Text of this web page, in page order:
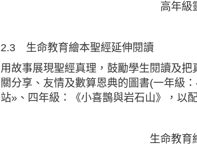
高年級
2.3 生命教育繪本聖經延伸閱讀
用故事展現聖經真理，鼓勵學生閱讀及
關分享、友情及數算恩典的圖書(一年級
站»、四年級：《小喜鵲與岩石山》，以
生命教育